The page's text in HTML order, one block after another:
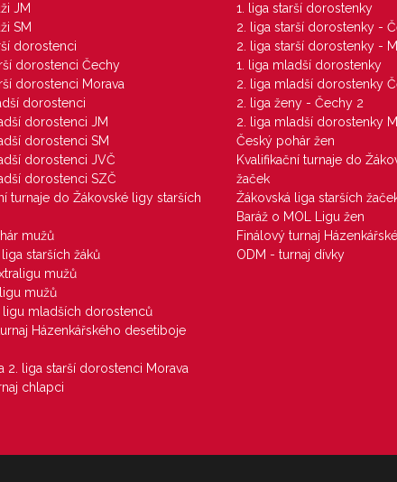
JM
SM
dorostenci
dorostenci Čechy
dorostenci Morava
dorostenci
dorostenci JM
dorostenci SM
dorostenci JVČ
dorostenci SZČ
turnaje do Žákovské ligy starších
mužů
starších žáků
mužů
mužů
ligu mladších dorostenců
Házenkářského desetiboje
2. liga starší dorostenci Morava
chlapci
1. liga starší dorostenky
2. liga starší dorostenky -
2. liga starší dorostenky -
1. liga mladší dorostenky
2. liga mladší dorostenky
2. liga ženy - Čechy 2
2. liga mladší dorostenky
Český pohár žen
Kvalifikační turnaje do
žaček
Žákovská liga starších
Baráž o MOL Ligu žen
Finálový turnaj
ODM - turnaj dívky